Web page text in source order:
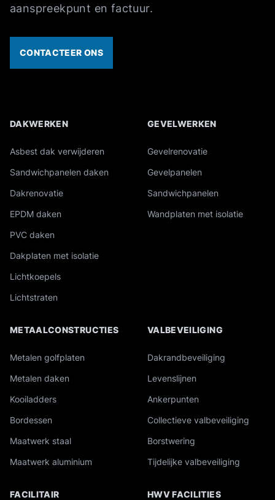
aanspreekpunt en factuur.
CONTACTEER ONS
Overzicht van onze industriële diensten
DAKWERKEN
Asbest dak verwijderen
Sandwichpanelen daken
Dakrenovatie
EPDM daken
PVC daken
Dakplaten met isolatie
Lichtkoepels
Lichtstraten
GEVELWERKEN
Gevelrenovatie
Gevelpanelen
Sandwichpanelen
Wandplaten met isolatie
METAALCONSTRUCTIES
Metalen golfplaten
Metalen daken
Kooiladders
Bordessen
Maatwerk staal
Maatwerk aluminium
VALBEVEILIGING
Dakrandbeveiliging
Levenslijnen
Ankerpunten
Collectieve valbeveiliging
Borstwering
Tijdelijke valbeveiliging
FACILITAIR HWV FACILITIES